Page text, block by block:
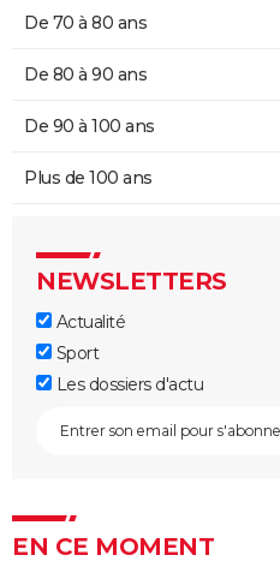
De 70 à 80 ans
De 80 à 90 ans
De 90 à 100 ans
Plus de 100 ans
NEWSLETTERS
Actualité
Sport
Les dossiers d'actu
EN CE MOMENT